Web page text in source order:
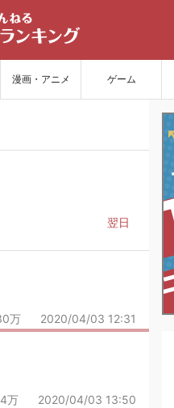
漫画・アニメ ゲーム
翌日
万 2020/04/03 12:31
万 2020/04/03 13:50